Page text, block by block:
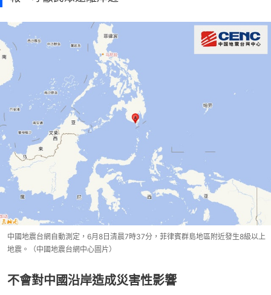
中國地震台網自動測定，6月8日清晨7時37分，菲律賓群島地區附近發生8級以上
地震。（中國地震台網中心圖片）
不會對中國沿岸造成災害性影響